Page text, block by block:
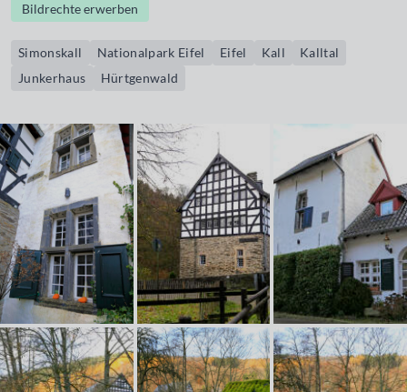
Bildrechte erwerben
Simonskall Nationalpark Eifel Eifel Kall
Kalltal
Junkerhaus
Hürtgenwald